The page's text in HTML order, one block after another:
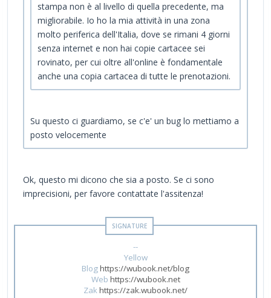
stampa non è al livello di quella precedente, ma
migliorabile. Io ho la mia attività in una zona
molto periferica dell'Italia, dove se rimani 4 giorni
senza internet e non hai copie cartacee sei
rovinato, per cui oltre all'online è fondamentale
anche una copia cartacea di tutte le prenotazioni.
Su questo ci guardiamo, se c'e' un bug lo mettiamo a
posto velocemente
Ok, questo mi dicono che sia a posto. Se ci sono
imprecisioni, per favore contattate l'assitenza!
--
Yellow
Bloghttps://wubook.net/blog
Web https://wubook.net
Zakhttps://zak.wubook.net/